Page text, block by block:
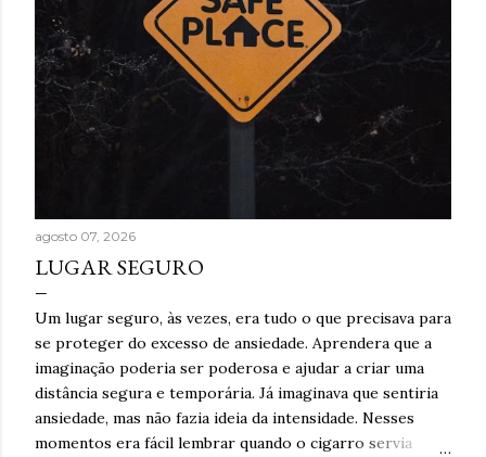
agosto 07, 2026
LUGAR SEGURO
Um lugar seguro, às vezes, era tudo o que precisava para
se proteger do excesso de ansiedade. Aprendera que a
imaginação poderia ser poderosa e ajudar a criar uma
distância segura e temporária. Já imaginava que sentiria
ansiedade, mas não fazia ideia da intensidade. Nesses
momentos era fácil lembrar quando o cigarro servia